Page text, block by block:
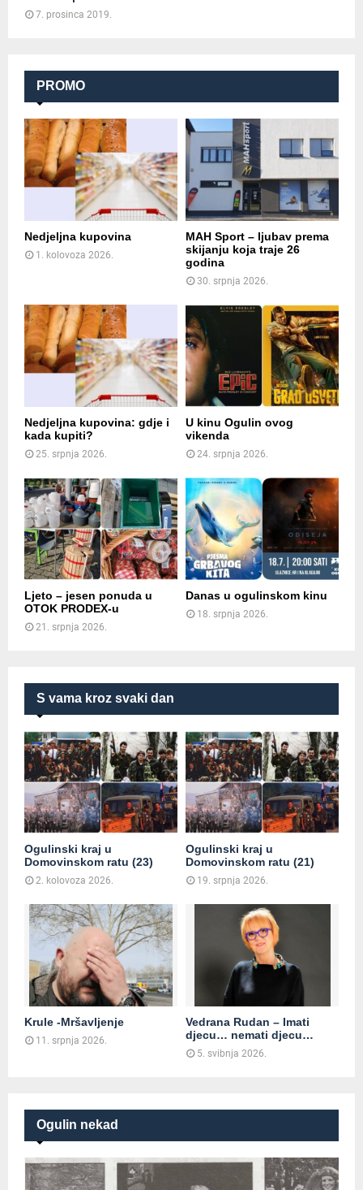
S vama kroz svaki dan
Ogulinski kraj u
Domovinskom ratu (23)
2. kolovoza 2026.
Ogulinski kraj u
Domovinskom ratu (21)
19. srpnja 2026.
Krule -Mršavljenje
11. srpnja 2026.
Vedrana Rudan – Imati
djecu… nemati djecu…
5. svibnja 2026.
Ogulin nekad
7. prosinca 2019.
PROMO
Nedjeljna kupovina
1. kolovoza 2026.
MAH Sport – ljubav prema
skijanju koja traje 26
godina
30. srpnja 2026.
Nedjeljna kupovina: gdje i
kada kupiti?
25. srpnja 2026.
U kinu Ogulin ovog
vikenda
24. srpnja 2026.
Ljeto – jesen ponuda u
OTOK PRODEX-u
21. srpnja 2026.
Danas u ogulinskom kinu
18. srpnja 2026.